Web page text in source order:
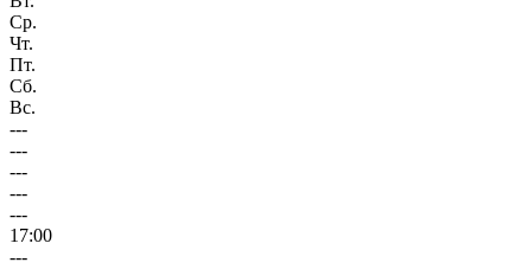
Ср.
Чт.
Пт.
Сб.
Вс.
---
---
---
---
---
17:00
---